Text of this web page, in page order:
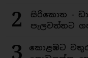
2
සිරිකොත -
පැලවත්තට
3
කොළඹට